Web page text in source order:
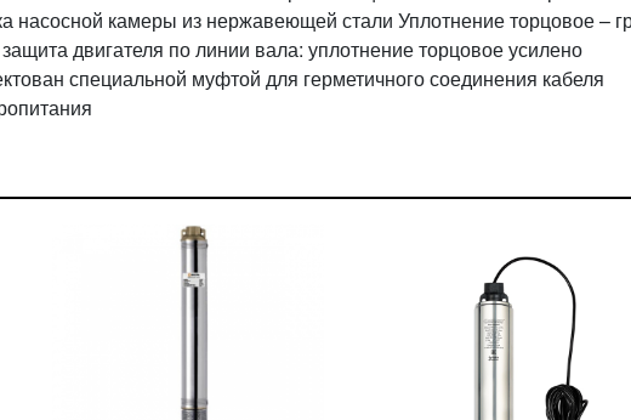
насосной камеры из нержавеющей стали Уплотнение торцовое –
двигателя по линии вала: уплотнение торцовое усилено
специальной муфтой для герметичного соединения кабеля